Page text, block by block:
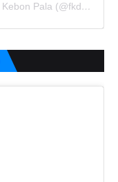
Sebuah kiriman dibagikan oleh FKDM Kebon Pala (@fkdm_kebonpala)